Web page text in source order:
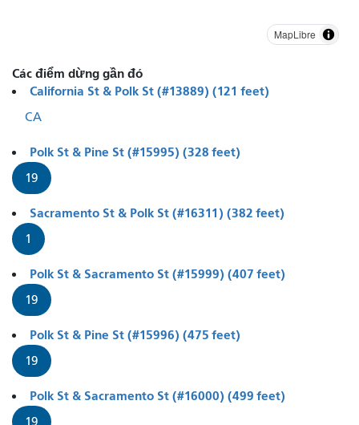
MapLibre
Các điểm dừng gần đó
California St & Polk St (#13889) (121 feet)
CA
Polk St & Pine St (#15995) (328 feet)
19
Sacramento St & Polk St (#16311) (382 feet)
1
Polk St & Sacramento St (#15999) (407 feet)
19
Polk St & Pine St (#15996) (475 feet)
19
Polk St & Sacramento St (#16000) (499 feet)
19